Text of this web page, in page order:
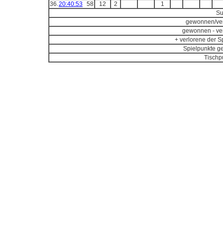
36.20:40:53 58 12 2
1
gewonnen/
gewonnen -
+ verlorene der
Spielpunkte